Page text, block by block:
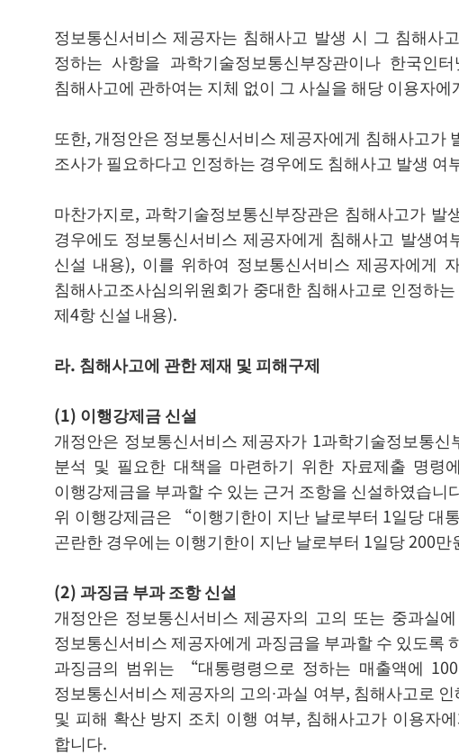
정보통신서비스 제공자는 침해사고 발생 시 그 침해사
정하는 사항을 과학기술정보통신부장관이나 한국인
침해사고에 관하여는 지체 없이 그 사실을 해당 이용자
또한, 개정안은 정보통신서비스 제공자에게 침해사고가
조사가 필요하다고 인정하는 경우에도 침해사고 발생
마찬가지로, 과학기술정보통신부장관은 침해사고가 발
경우에도 정보통신서비스 제공자에게 침해사고 발생
신설 내용), 이를 위하여 정보통신서비스 제공자에게
침해사고조사심의위원회가 중대한 침해사고로 인정하
제4항 신설 내용).
라. 침해사고에 관한 제재 및 피해구제
(1) 이행강제금 신설
개정안은 정보통신서비스 제공자가 1과학기술정보통
분석 및 필요한 대책을 마련하기 위한 자료제출 명령
이행강제금을 부과할 수 있는 근거 조항을 신설하였습니
위 이행강제금은 “이행기한이 지난 날로부터 1일당 대
곤란한 경우에는 이행기한이 지난 날로부터 1일당 200만
(2) 과징금 부과 조항 신설
개정안은 정보통신서비스 제공자의 고의 또는 중과실
정보통신서비스 제공자에게 과징금을 부과할 수 있도록
과징금의 범위는 “대통령령으로 정하는 매출액에
정보통신서비스 제공자의 고의∙과실 여부, 침해사고로
및 피해 확산 방지 조치 이행 여부, 침해사고가 이용자
합니다.